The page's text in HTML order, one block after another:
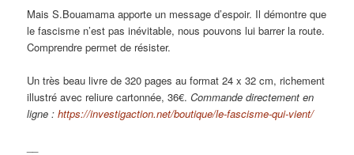
Mais S.Bouamama apporte un message d’espoir. Il démontre que
le fascisme n’est pas inévitable, nous pouvons lui barrer la route.
Comprendre permet de résister.
Un très beau livre de 320 pages au format 24 x 32 cm, richement
illustré avec reliure cartonnée, 36€.Commande directement en
ligne :https://investigaction.net/boutique/le-fascisme-qui-vient/